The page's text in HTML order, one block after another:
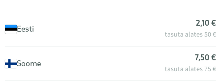
Eesti
2,10 €
tasuta alates 50 €
Soome
7,50 €
tasuta alates 75 €